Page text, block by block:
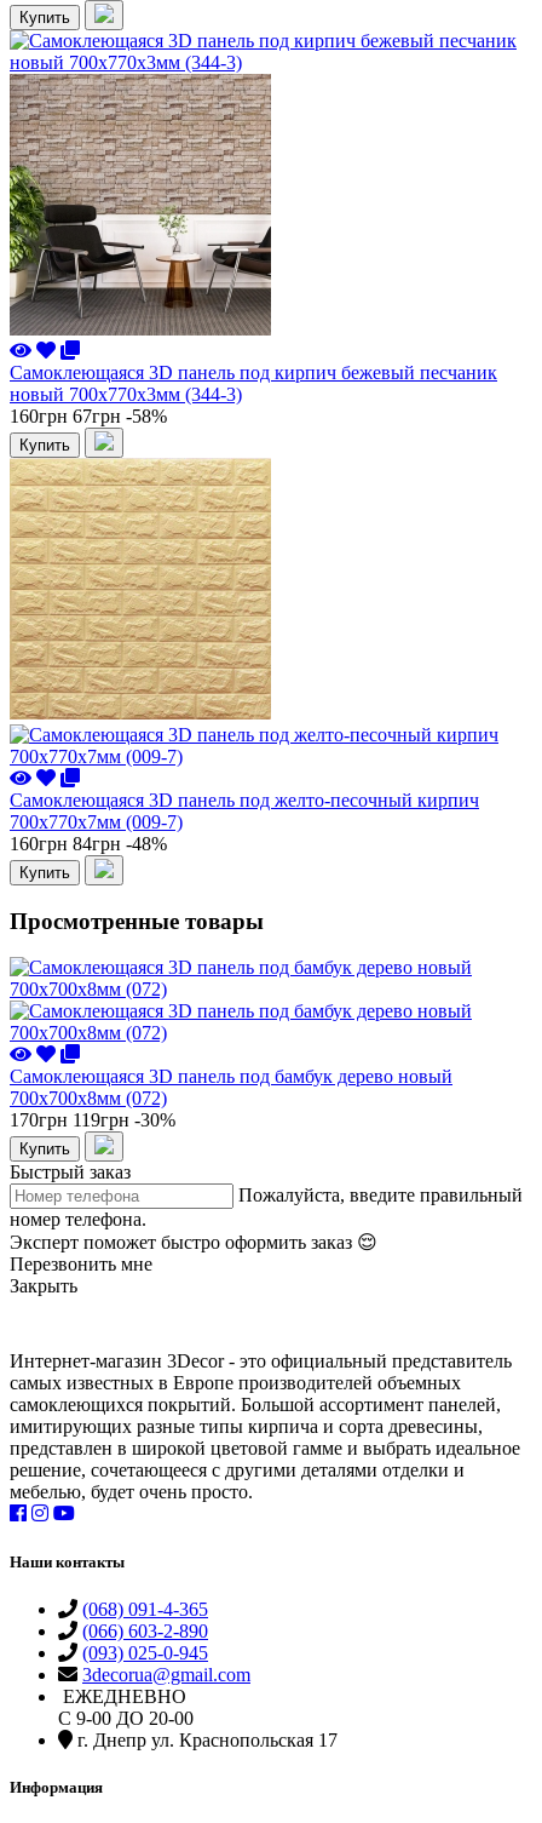
Купить
Самоклеющаяся 3D панель под кирпич бежевый песчаник
новый 700x770x3мм (344-3)
160грн 67грн -58%
Купить
Самоклеющаяся 3D панель под желто-песочный кирпич
700x770x7мм (009-7)
160грн 84грн -48%
Купить
Просмотренные товары
Самоклеющаяся 3D панель под бамбук дерево новый
700x700x8мм (072)
170грн 119грн -30%
Купить
Быстрый заказ
Пожалуйста, введите правильный
номер телефона.
Эксперт поможет быстро оформить заказ 😌
Перезвонить мне
Закрыть
Интернет-магазин 3Decor - это официальный представитель
самых известных в Европе производителей объемных
самоклеющихся покрытий. Большой ассортимент панелей,
имитирующих разные типы кирпича и сорта древесины,
представлен в широкой цветовой гамме и выбрать идеальное
решение, сочетающееся с другими деталями отделки и
мебелью, будет очень просто.
Наши контакты
(068) 091-4-365
(066) 603-2-890
(093) 025-0-945
3decorua@gmail.com
ЕЖЕДНЕВНО
С 9-00 ДО 20-00
г. Днепр ул. Краснопольская 17
Информация